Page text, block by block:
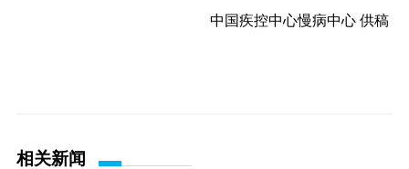
中国疾控中心慢病中心 供稿
相关新闻